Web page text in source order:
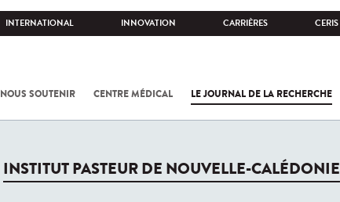
INTERNATIONAL INNOVATION CARRIÈRES CERIS
NOUS SOUTENIR CENTRE MÉDICAL LE JOURNAL DE LA RECHERCHE
INSTITUT PASTEUR DE NOUVELLE-CALÉDONIE